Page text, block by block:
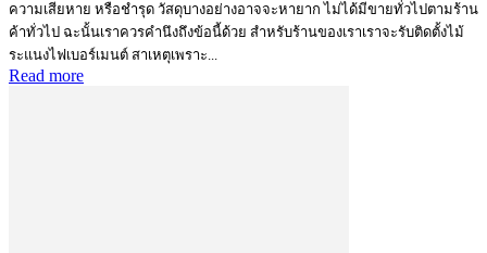
ความเสียหาย หรือชำรุด วัสดุบางอย่างอาจจะหายาก ไม่ได้มีขายทั่วไปตามร้าน
ค้าทั่วไป ฉะนั้นเราควรคำนึงถึงข้อนี้ด้วย สำหรับร้านของเราเราจะรับติดตั้งไม้
ระแนงไฟเบอร์เมนต์ สาเหตุเพราะ...
Read more